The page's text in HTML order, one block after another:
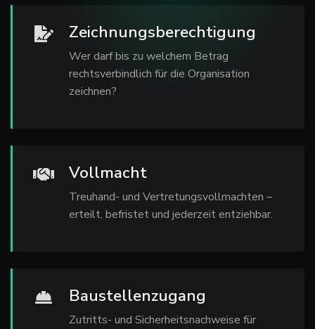
Zeichnungsberechtigung
Wer darf bis zu welchem Betrag
rechtsverbindlich für die Organisation
zeichnen?
Vollmacht
Treuhand- und Vertretungsvollmachten –
erteilt, befristet und jederzeit entziehbar.
Baustellenzugang
Zutritts- und Sicherheitsnachweise für